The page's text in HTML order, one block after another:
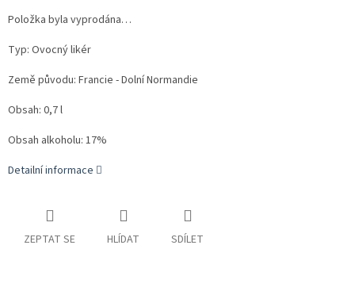
Položka byla vyprodána…
Typ: Ovocný likér
Země původu: Francie - Dolní Normandie
Obsah: 0,7 l
Obsah alkoholu: 17%
Detailní informace
ZEPTAT SE HLÍDAT SDÍLET